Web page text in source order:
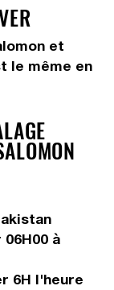
et
le même en
à
6H l'heure